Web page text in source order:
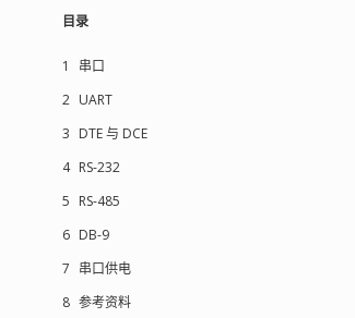
目录
1
串口
2 UART
3 DTE 与 DCE
4 RS-232
5 RS-485
6 DB-9
7 串口供电
8 参考资料